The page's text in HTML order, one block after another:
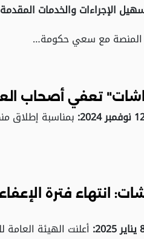
الإجراءات والخدمات
مع سعي حكومة…
تعفي أصحاب العمل
نوفمبر 2024:
بمناسبة إطلاق منصة "معاشي" الرقمية في 28
انتهاء فترة
يناير 2025:
أعلنت الهيئة